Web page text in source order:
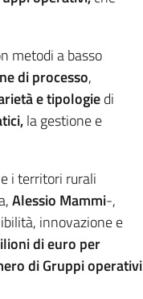
metodi a basso
di processo,
e tipologiedi
lagestione e
i territori rurali
Alessio Mammi-,
innovazione e
di euro per
di Gruppi operativi